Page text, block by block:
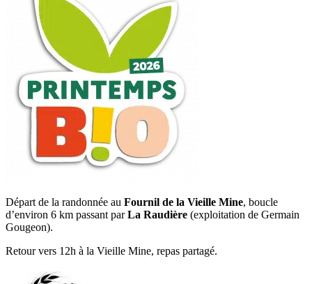
Départ de la randonnée au Fournil de la Vieille Mine, boucle
d’environ 6 km passant parLa Raudière (exploitation de Germain
Gougeon).
Retour vers 12h à la Vieille Mine, repas partagé.